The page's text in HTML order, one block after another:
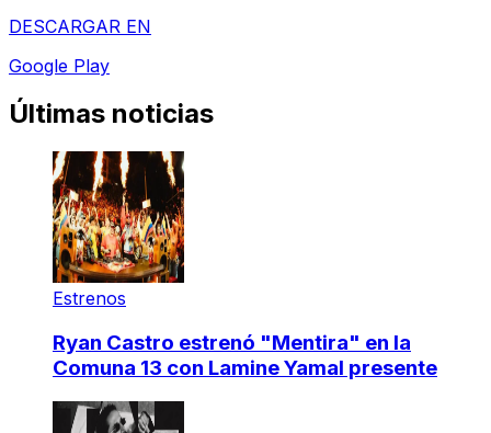
DESCARGAR EN
Google Play
Últimas noticias
Estrenos
Ryan Castro estrenó "Mentira" en la
Comuna 13 con Lamine Yamal presente